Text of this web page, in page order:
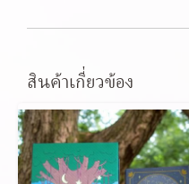
สินค้าเกี่ยวข้อง